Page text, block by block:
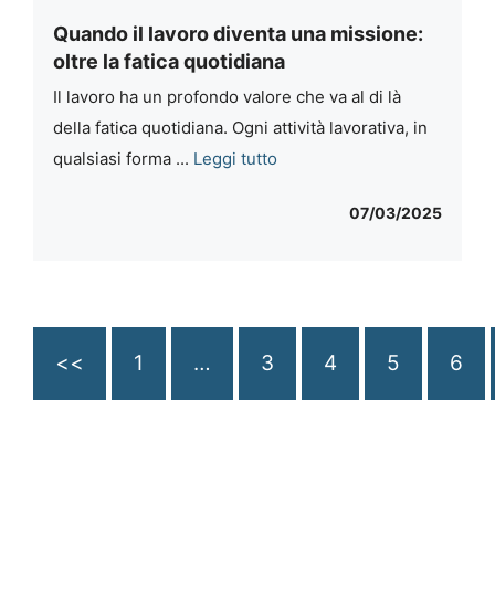
Quando il lavoro diventa una missione:
oltre la fatica quotidiana
Il lavoro ha un profondo valore che va al di là
della fatica quotidiana. Ogni attività lavorativa, in
qualsiasi forma ... Leggi tutto
07/03/2025
<< 1 … 3 4 5 6